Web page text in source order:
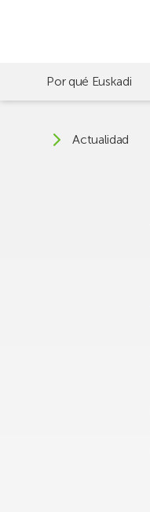
Por qué Euskadi
Actualidad